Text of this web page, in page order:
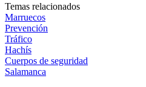
Temas relacionados
Marruecos
Prevención
Tráfico
Hachís
Cuerpos de seguridad
Salamanca